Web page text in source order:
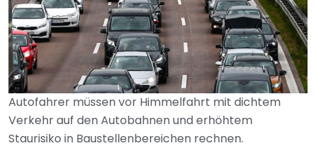
Autofahrer müssen vor Himmelfahrt mit dichtem
Verkehr auf den Autobahnen und erhöhtem
Staurisiko in Baustellenbereichen rechnen.